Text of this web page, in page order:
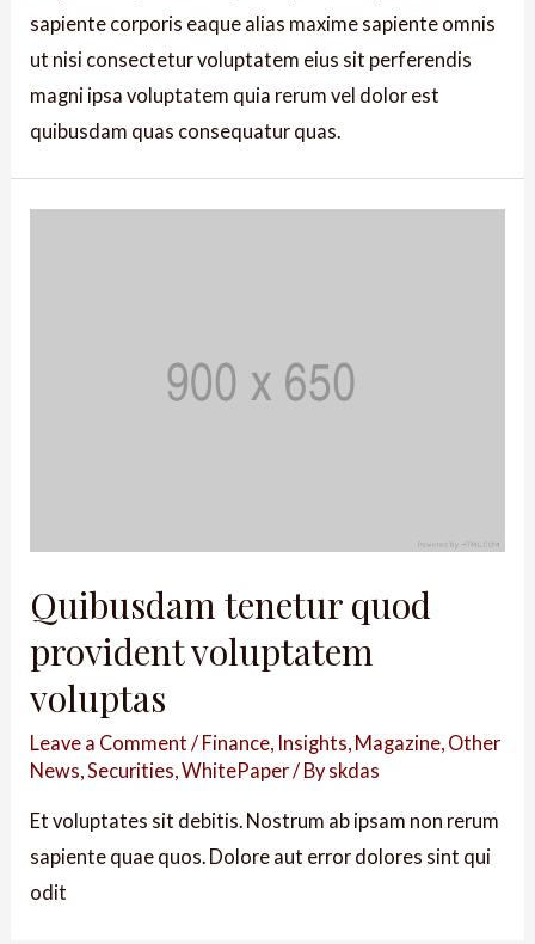
sapiente corporis eaque alias maxime sapiente omnis
ut nisi consectetur voluptatem eius sit perferendis
magni ipsa voluptatem quia rerum vel dolor est
quibusdam quas consequatur quas.
Quibusdam tenetur quod
provident voluptatem
voluptas
Leave a Comment / Finance Insights Magazine Other
News Securities ,WhitePaper / By skdas
Et voluptates sit debitis. Nostrum ab ipsam non rerum
sapiente quae quos. Dolore aut error dolores sint qui
odit